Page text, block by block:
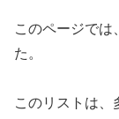
このページでは、
た。
このリストは、